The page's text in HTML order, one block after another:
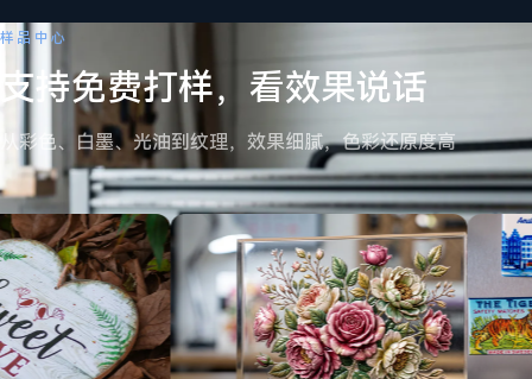
详细
咨询
11+
11+
备
行
业
经
验
CE
CE
备
规
≤12h
≤12h
询
盘
回
复
7
7
个
打
印
产
品
跟
进。
案
例
→
联系
我们
样品中心
支持免费打样，看效果说话
从彩色、白墨、光油到纹理，效果细腻，色彩还原度高